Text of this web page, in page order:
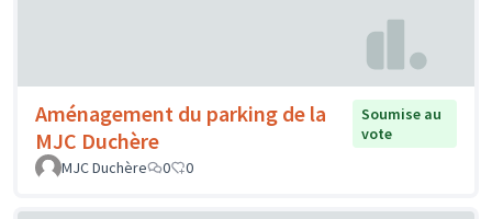
Aménagement du parking de la
MJC Duchère
Soumise au
vote
MJC Duchère
0 0